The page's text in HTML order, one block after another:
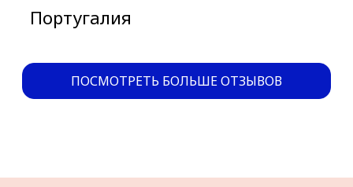
Португалия
ПОСМОТРЕТЬ БОЛЬШЕ ОТЗЫВОВ